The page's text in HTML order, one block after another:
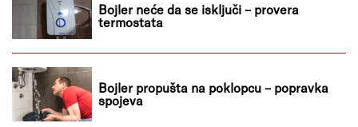
Bojler neće da se isključi – provera
termostata
Bojler propušta na poklopcu – popravka
spojeva